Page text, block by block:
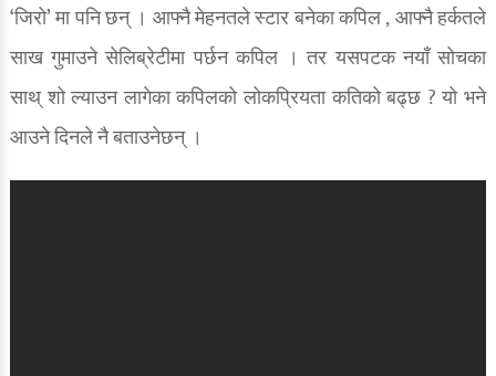
‘जिरो’ मा पनि छन् । आफ्नै मेहनतले स्टार बनेका कपिल , आफ्नै हर्कतले
साख गुमाउने सेलिब्रेटीमा पर्छन कपिल । तर यसपटक नयाँ सोचका
साथ् शो ल्याउन लागेका कपिलको लोकप्रियता कतिको बढ्छ ? यो भने
आउने दिनले नै बताउनेछन् ।